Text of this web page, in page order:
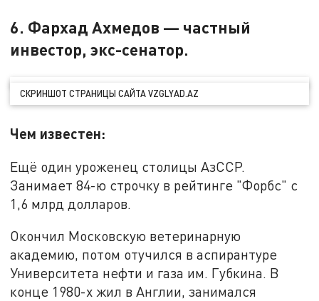
6. Фархад Ахмедов — частный
инвестор, экс-сенатор.
СКРИНШОТ СТРАНИЦЫ САЙТА VZGLYAD.AZ
Чем известен:
Ещё один уроженец столицы АзССР.
Занимает 84-ю строчку в рейтинге "Форбс" с
1,6 млрд долларов.
Окончил Московскую ветеринарную
академию, потом отучился в аспирантуре
Университета нефти и газа им. Губкина. В
конце 1980-х жил в Англии, занимался